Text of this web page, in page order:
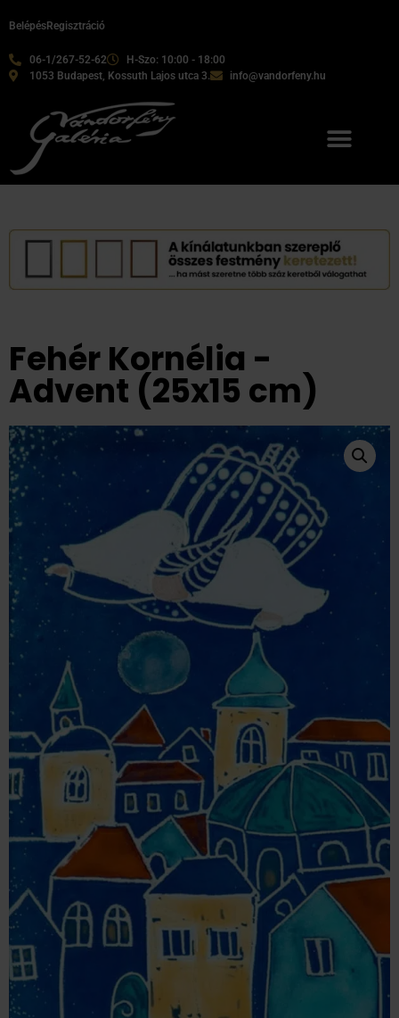
06-1/267-52-62
H-Szo: 10:00 - 18:00
1053 Budapest, Kossuth Lajos utca 3.
info@vandorfeny.hu
BelépésRegisztráció
Fehér Kornélia -
Advent (25x15 cm)